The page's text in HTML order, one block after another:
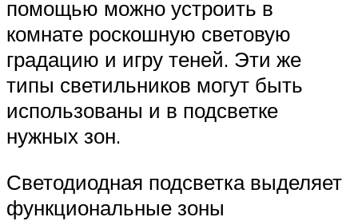
помощью можно устроить в
комнате роскошную световую
градацию и игру теней. Эти же
типы светильников могут быть
использованы и в подсветке
нужных зон.
Светодиодная подсветка выделяет
функциональные зоны